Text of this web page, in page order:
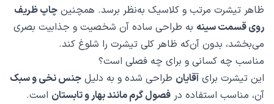
ظاهر تیشرت مرتب و کلاسیک به‌نظر برسد. همچنین چاپ ظریف
روی قسمت سینه به طراحی ساده آن شخصیت و جذابیت بصری
می‌بخشد، بدون آن‌که ظاهر کلی تیشرت را شلوغ کند.
مناسب چه کسانی و برای چه فصلی است؟
این تیشرت برای آقایان طراحی شده و به دلیل جنس نخی و سبک
آن، مناسب استفاده در فصول گرم مانند بهار و تابستان است.